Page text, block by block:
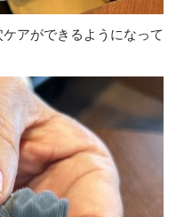
アができるようになって